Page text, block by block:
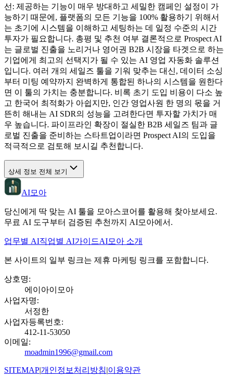
선: 제공하는 기능이 매우 방대하고 세밀한 캠페인 설정이 가
능하기 때문에, 플랫폼의 모든 기능을 100% 활용하기 위해서
는 초기에 시스템을 이해하고 세팅하는 데 일정 수준의 시간
투자가 필요합니다. 총평 및 추천 여부 결론적으로 Prospect AI
는 글로벌 진출을 노리거나 영어권 B2B 시장을 타겟으로 하는
기업에게 최고의 선택지가 될 수 있는 AI 영업 자동화 솔루션
입니다. 여러 개의 세일즈 툴을 기워 맞추는 대신, 데이터 소싱
부터 미팅 예약까지 완벽하게 통합된 하나의 시스템을 원한다
면 이 툴의 가치는 충분합니다. 비록 초기 도입 비용이 다소 높
고 한국어 최적화가 아쉽지만, 인간 영업사원 한 명의 몫을 거
뜬히 해내는 AI SDR의 성능을 고려한다면 투자할 가치가 매
우 높습니다. 파이프라인 확장이 절실한 B2B 세일즈 팀과 글
로벌 진출을 준비하는 스타트업이라면 Prospect AI의 도입을
적극적으로 검토해 보시길 추천합니다.
상세 정보 전체 보기
AI모아
당신에게 딱 맞는 AI 툴을 모아스코어를 활용해 찾아보세요.
무료 AI 도구부터 검증된 추천까지 AI모아에서.
업무별 AI직업별 AI가이드AI모아 소개
본 사이트의 일부 링크는 제휴 마케팅 링크를 포함합니다.
상호명:
에이아이모아
사업자명:
서정한
사업자등록번호:
412-11-53050
이메일:
moadmin1996@gmail.com
SITEMAP|개인정보처리방침|이용약관